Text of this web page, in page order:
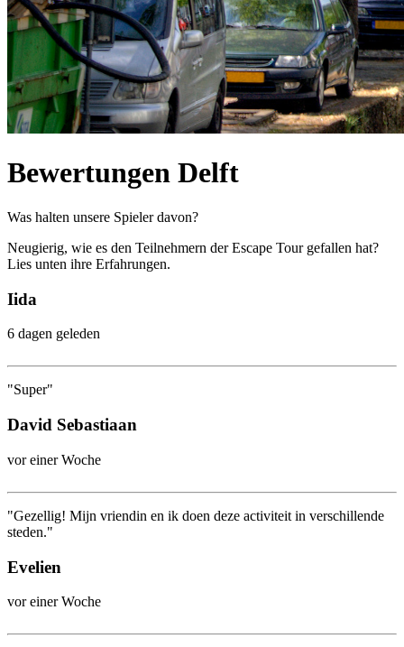
Bewertungen Delft
Was halten unsere Spieler davon?
Neugierig, wie es den Teilnehmern der Escape Tour gefallen hat?
Lies unten ihre Erfahrungen.
Iida
6 dagen geleden
"Super"
David Sebastiaan
vor einer Woche
"Gezellig! Mijn vriendin en ik doen deze activiteit in verschillende
steden."
Evelien
vor einer Woche